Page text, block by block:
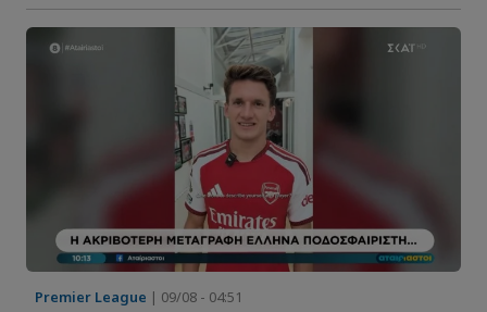
Premier League | 09/08 - 04:51